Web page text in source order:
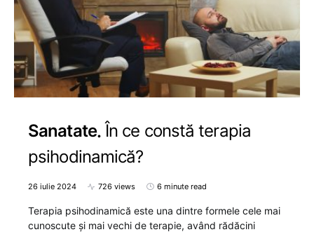
Sanatate În ce constă terapia
psihodinamică?
26 iulie 2024 726 views 6 minute read
Terapia psihodinamică este una dintre formele cele mai
cunoscute și mai vechi de terapie, având rădăcini